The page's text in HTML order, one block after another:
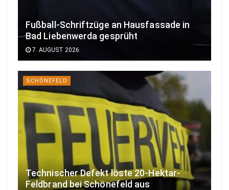
Fußball-Schriftzüge an Hausfassade in
Bad Liebenwerda gesprüht
7. AUGUST 2026
SCHÖNEFELD
Technischer Defekt löste 20-Hektar-
Feldbrand bei Schönefeld aus